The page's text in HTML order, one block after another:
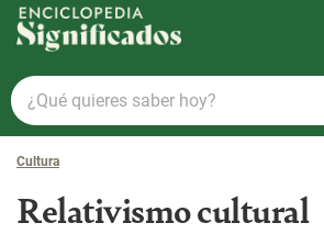
Enciclopedia Significados
¿Qué
quieres
saber
hoy?
Cultura
Relativismo cultural